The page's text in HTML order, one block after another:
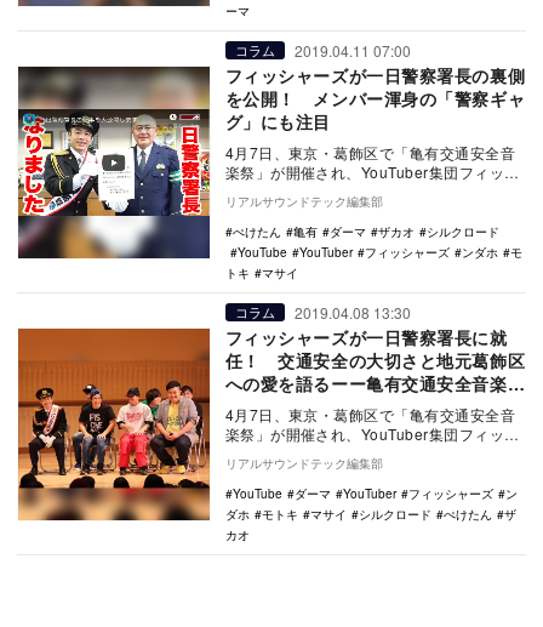
ーマ
コラム 2019.04.11 07:00
フィッシャーズが一日警察署長の裏側
を公開！ メンバー渾身の「警察ギャ
グ」にも注目
4月7日、東京・葛飾区で「亀有交通安全音
楽祭」が開催され、YouTuber集団フィッシ
ャーズが登壇。その裏側を納めた「一日警
察署…
リアルサウンドテック編集部
ぺけたん
亀有 ダーマ ザカオ
シルクロード
YouTube
YouTuber フィッシャーズ ンダホ
モ
トキ
マサイ
コラム 2019.04.08 13:30
フィッシャーズが一日警察署長に就
任！ 交通安全の大切さと地元葛飾区
への愛を語るーー亀有交通安全音楽祭
レポート
4月7日、東京・葛飾区で「亀有交通安全音
楽祭」が開催され、YouTuber集団フィッシ
ャーズが登壇した。新学期を迎える地元の
小・…
リアルサウンドテック編集部
YouTube
ダーマ YouTuber フィッシャーズ
ン
ダホ
モトキ マサイ シルクロード ぺけたん
ザ
カオ